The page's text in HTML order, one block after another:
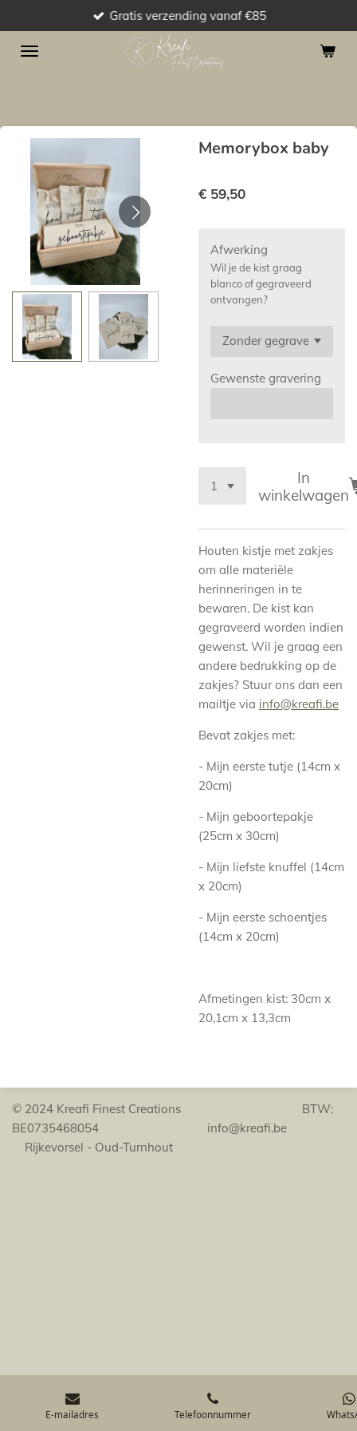
direct
naar
Gratis verzending vanaf €85
Memorybox baby
€ 59,50
Afwerking
Wil je de kist graag
blanco of gegraveerd
ontvangen?
Gewenste gravering
In
winkelwagen
Houten kistje met zakjes
om alle materiële
herinneringen in te
bewaren. De kist kan
gegraveerd worden indien
gewenst. Wil je graag een
andere bedrukking op de
zakjes? Stuur ons dan een
mailtje via info@kreafi.be
Bevat zakjes met:
- Mijn eerste tutje (14cm x
20cm)
- Mijn geboortepakje
(25cm x 30cm)
- Mijn liefste knuffel (14cm
x 20cm)
- Mijn eerste schoentjes
(14cm x 20cm)
Afmetingen kist: 30cm x
20,1cm x 13,3cm
© 2024 Kreafi Finest Creations BTW:
BE0735468054 info@kreafi.be
Rijkevorsel - Oud-Turnhout
E-mailadres Telefoonnummer